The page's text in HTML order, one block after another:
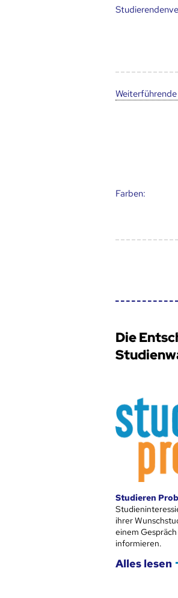
Farben:
Die
Studieren
ihrer
einem
informieren.
Alles lesen